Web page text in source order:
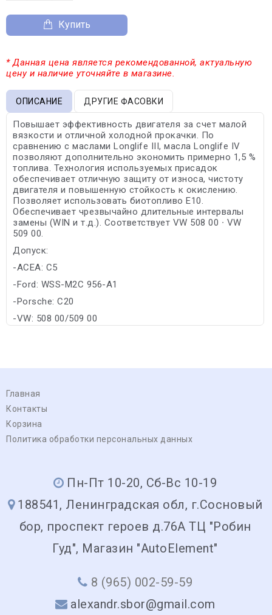
Купить
* Данная цена является рекомендованной, актуальную
цену и наличие уточняйте в магазине.
ОПИСАНИЕ ДРУГИЕ ФАСОВКИ
Повышает эффективность двигателя за счет малой
вязкости и отличной холодной прокачки. По
сравнению с маслами Longlife III, масла Longlife IV
позволяют дополнительно экономить примерно 1,5 %
топлива. Технология используемых присадок
обеспечивает отличную защиту от износа, чистоту
двигателя и повышенную стойкость к окислению.
Позволяет использовать биотопливо Е10.
Обеспечивает чрезвычайно длительные интервалы
замены (WIN и т.д.). Соответствует VW 508 00 ∙ VW
509 00.
Допуск:
-ACEA: C5
-Ford: WSS-M2C 956-A1
-Porsche: C20
-VW: 508 00/509 00
Главная
Контакты
Корзина
Политика обработки персональных данных
Пн-Пт 10-20, Сб-Вс 10-19
188541, Ленинградская обл, г.Сосновый
бор, проспект героев д.76А ТЦ "Робин
Гуд", Магазин "AutoElement"
8 (965) 002-59-59
alexandr.sbor@gmail.com